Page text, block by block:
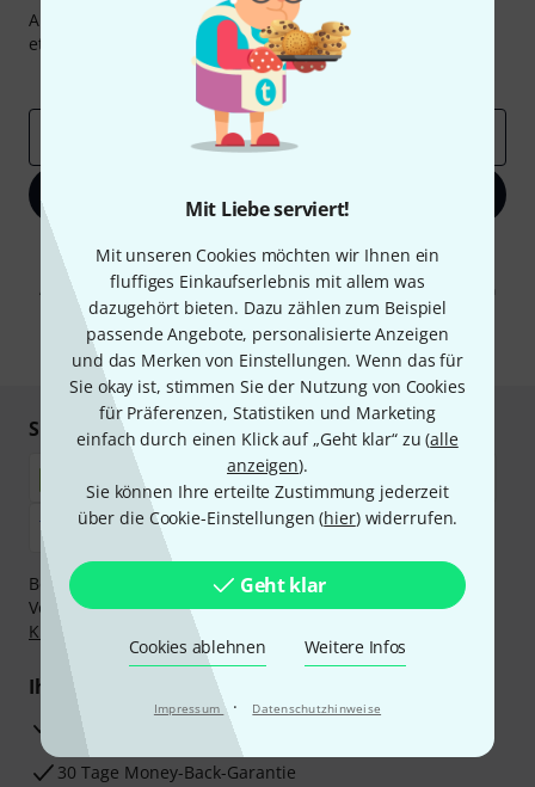
Mit Liebe serviert!
Mit unseren Cookies möchten wir Ihnen ein
fluffiges Einkaufserlebnis mit allem was
dazugehört bieten. Dazu zählen zum Beispiel
passende Angebote, personalisierte Anzeigen
und das Merken von Einstellungen. Wenn das für
Sie okay ist, stimmen Sie der Nutzung von Cookies
für Präferenzen, Statistiken und Marketing
einfach durch einen Klick auf „Geht klar“ zu (alle
anzeigen).
Sie können Ihre erteilte Zustimmung jederzeit
über die Cookie-Einstellungen (hier) widerrufen.
Geht klar
Cookies ablehnen Weitere Infos
Impressum · Datenschutzhinweise
Abonniere den Thomann Newsletter und gewinne mit
etwas Glück einen von
50 Gutscheinenüber jeweils
Inspirierende Beiträge
Deals
Mit Klick auf „Jetzt anmelden“ stimmen Sie dem Erhalt von E-Mail-
Werbung und einer Messung des E-Mail-Nutzungsverhaltens zu. Die
Abmeldung ist jederzeit möglich. Weitere Informationen finden Sie in
unserenDatenschutzhinweisen.
* Pflichtfeld
Sicher einkaufen & bezahlen
Bezahlen Sie vertraulich und sicher per Nachnahme,
Vorkasse, PayPal, Amazon Pay,Klarna Sofort bezahlen,
Klarna Ratenzahlungoder Kreditkarte.
Ihre Vorteile
3 Jahre Thomann Garantie
30 Tage Money-Back-Garantie